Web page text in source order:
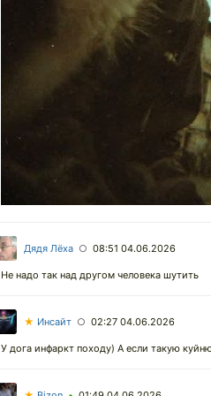
Дядя Лёха ○ 08:51 04.06.2026
Не надо так над другом человека шутить
★ Инсайт ○ 02:27 04.06.2026
У дога инфаркт походу) А если такую